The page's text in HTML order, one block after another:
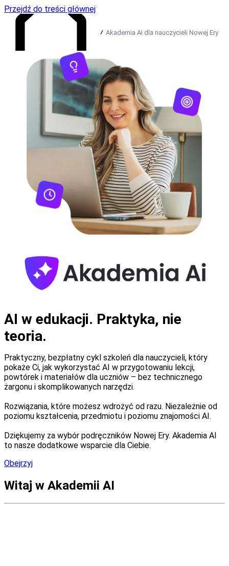
Przejdź do treści głównej
Przejdź do strony głównej
Akademia AI dla nauczycieli Nowej Ery
AI w edukacji. Praktyka, nie
teoria.
Praktyczny, bezpłatny cykl szkoleń dla nauczycieli, który
pokaże Ci, jak wykorzystać AI w przygotowaniu lekcji,
powtórek i materiałów dla uczniów – bez technicznego
żargonu i skomplikowanych narzędzi.
Rozwiązania, które możesz wdrożyć od razu. Niezależnie od
poziomu kształcenia, przedmiotu i poziomu znajomości AI.
Dziękujemy za wybór podręczników Nowej Ery. Akademia AI
to nasze dodatkowe wsparcie dla Ciebie.
Obejrzyj
Witaj w Akademii AI